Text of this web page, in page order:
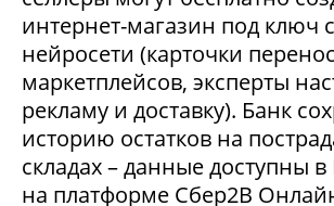
интернет-магазин под
нейросети (карточки
маркетплейсов, эксперты
рекламу и доставку). Банк
историю остатков на
складах – данные доступны в
на платформе Сбер2В